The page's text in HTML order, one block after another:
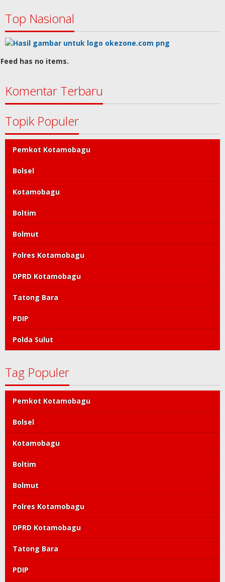
Top Nasional
Feed has no items.
Komentar Terbaru
Topik Populer
Pemkot Kotamobagu
Bolsel
Kotamobagu
Boltim
Bolmut
Polres Kotamobagu
DPRD Kotamobagu
Tatong Bara
PDIP
Polda Sulut
Tag Populer
Pemkot Kotamobagu
Bolsel
Kotamobagu
Boltim
Bolmut
Polres Kotamobagu
DPRD Kotamobagu
Tatong Bara
PDIP